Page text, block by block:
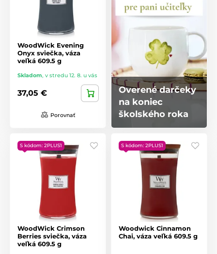
WoodWick Evening
Onyx sviečka, váza
veľká 609.5 g
Skladom, v stredu 12. 8. u vás
37,05 €
Porovnať
Overené darčeky
na koniec
školského roka
S kódom: 2PLUS1
WoodWick Crimson
Berries sviečka, váza
veľká 609.5 g
S kódom: 2PLUS1
Woodwick Cinnamon
Chai, váza veľká 609.5 g